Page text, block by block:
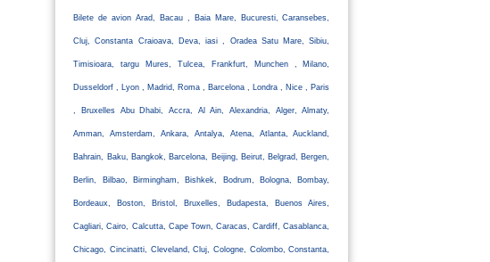
Bilete de avion Arad, Bacau , Baia Mare, Bucuresti, Caransebes,
Cluj, Constanta Craioava, Deva, iasi , Oradea Satu Mare, Sibiu,
Timisioara, targu Mures, Tulcea, Frankfurt, Munchen , Milano,
Dusseldorf , Lyon , Madrid, Roma , Barcelona , Londra , Nice , Paris
, Bruxelles Abu Dhabi, Accra, Al Ain, Alexandria, Alger, Almaty,
Amman, Amsterdam, Ankara, Antalya, Atena, Atlanta, Auckland,
Bahrain, Baku, Bangkok, Barcelona, Beijing, Beirut, Belgrad, Bergen,
Berlin, Bilbao, Birmingham, Bishkek, Bodrum, Bologna, Bombay,
Bordeaux, Boston, Bristol, Bruxelles, Budapesta, Buenos Aires,
Cagliari, Cairo, Calcutta, Cape Town, Caracas, Cardiff, Casablanca,
Chicago, Cincinatti, Cleveland, Cluj, Cologne, Colombo, Constanta,